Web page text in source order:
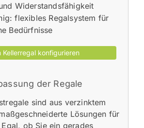
Widerstandsfähigkeit
flexibles Regalsystem für
Bedürfnisse
der Regale
sind aus verzinktem
Lösungen für
ob Sie ein gerades